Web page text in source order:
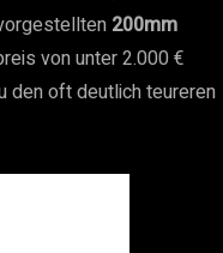
200mm
von unter 2.000 €
den oft deutlich teureren